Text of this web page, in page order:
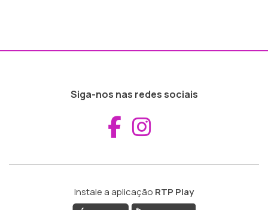
Siga-nos nas redes sociais
Aceder ao
Instale a aplicação RTP Play